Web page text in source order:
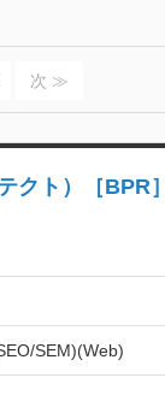
次 ≫
クト）［BPR］
SEM)(Web)